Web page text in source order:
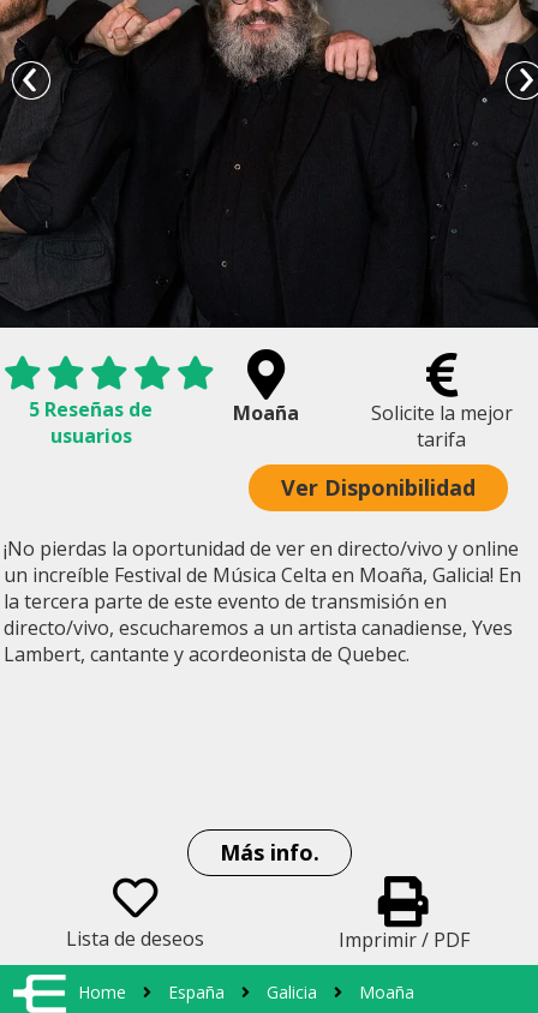
5 Reseñas de
usuarios
Moaña
Solicite la mejor
tarifa
Ver Disponibilidad
¡No pierdas la oportunidad de ver en directo/vivo y online
un increíble Festival de Música Celta en Moaña, Galicia! En
la tercera parte de este evento de transmisión en
directo/vivo, escucharemos a un artista canadiense, Yves
Lambert, cantante y acordeonista de Quebec.
Más info.
Lista de deseos Imprimir / PDF
Home España Galicia Moaña